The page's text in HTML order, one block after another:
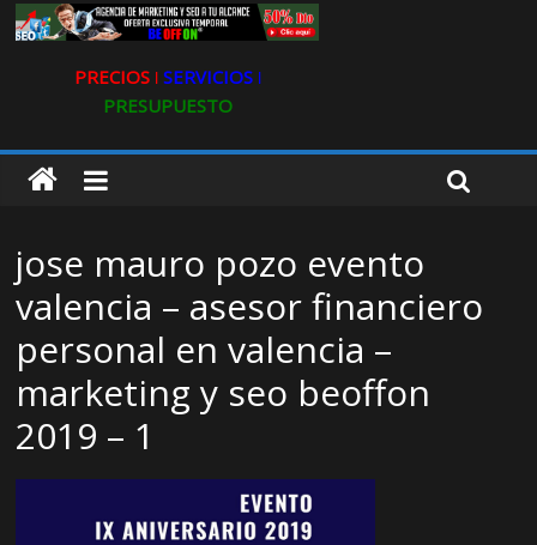
PRECIOS ǀ SERVICIOS ǀ
PRESUPUESTO
jose mauro pozo evento
valencia – asesor financiero
personal en valencia –
marketing y seo beoffon
2019 – 1